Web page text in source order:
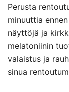
Perusta
minuuttia
näyttöjä ja
melatoniinin
valaistus ja
sinua